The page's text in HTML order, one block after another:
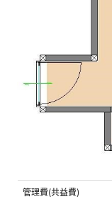
管理費(共益費)